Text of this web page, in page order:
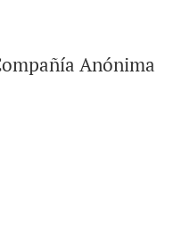
Anónima